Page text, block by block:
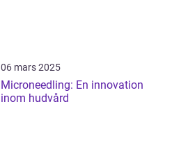
06 mars 2025
Microneedling: En innovation
inom hudvård